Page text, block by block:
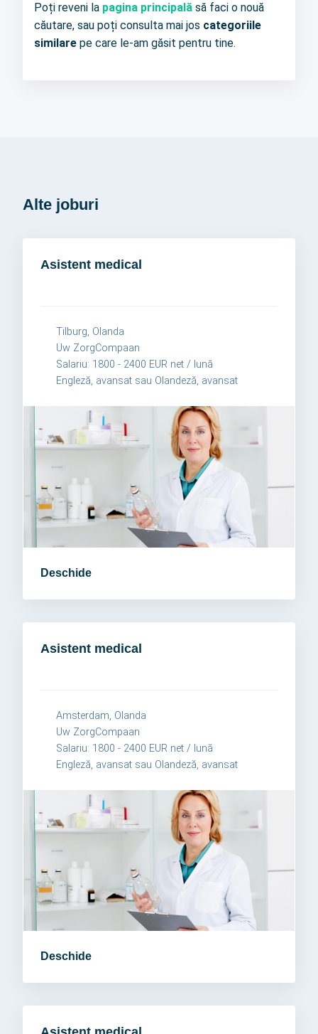
Poți reveni la pagina principală să faci o nouă
căutare, sau poți consulta mai jos categoriile
similare pe care le-am găsit pentru tine.
Alte joburi
Asistent medical
Tilburg, Olanda
Uw ZorgCompaan
Salariu: 1800 - 2400 EUR net / lună
Engleză, avansat sau Olandeză, avansat
Deschide
Asistent medical
Amsterdam, Olanda
Uw ZorgCompaan
Salariu: 1800 - 2400 EUR net / lună
Engleză, avansat sau Olandeză, avansat
Deschide